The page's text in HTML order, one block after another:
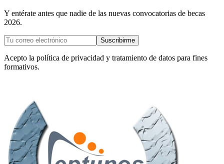
Y entérate antes que nadie de las nuevas convocatorias de becas
2026.
Suscribirme
Acepto la política de privacidad y tratamiento de datos para fines
formativos.